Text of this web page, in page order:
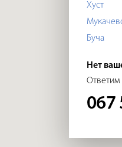
Хуст
Буча
Нет
067